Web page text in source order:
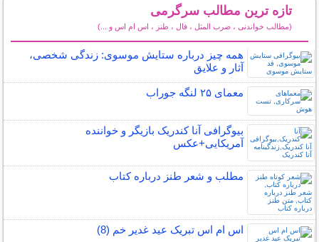
تازه ترین مطالب سرگرمی
(مطالب خواندنی ، ضرب المثل ، فال ، طنز ، اس ام اس و ...)
همه چیز درباره ستایش موسوی: زندگی شخصی،
آثار و علایق
معمای ۲۵ لنگه جوراب
بیوگرافی آنا کندریک بازیگر و خواننده
آمریکایی+عکس
مطلب و شعر طنز درباره کتاب
اس ام اس تبریک عید غدیر خم (8)